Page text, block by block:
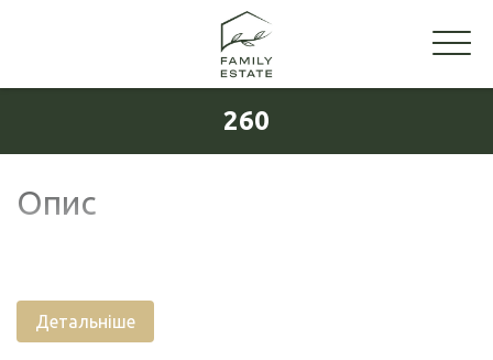
260
Опис
Детальніше